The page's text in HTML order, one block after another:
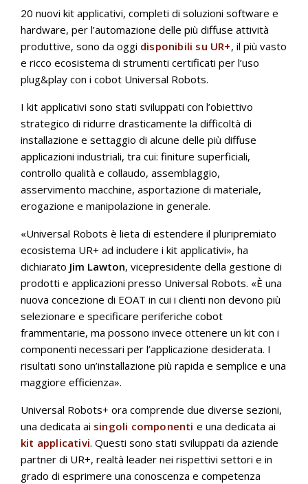
20 nuovi kit applicativi, completi di soluzioni software e
hardware, per l’automazione delle più diffuse attività
produttive, sono da oggi disponibili su UR+, il più vasto
e ricco ecosistema di strumenti certificati per l’uso
plug&play con i cobot Universal Robots.
I kit applicativi sono stati sviluppati con l’obiettivo
strategico di ridurre drasticamente la difficoltà di
installazione e settaggio di alcune delle più diffuse
applicazioni industriali, tra cui: finiture superficiali,
controllo qualità e collaudo, assemblaggio,
asservimento macchine, asportazione di materiale,
erogazione e manipolazione in generale.
«Universal Robots è lieta di estendere il pluripremiato
ecosistema UR+ ad includere i kit applicativi», ha
dichiarato Jim Lawton, vicepresidente della gestione di
prodotti e applicazioni presso Universal Robots. «È una
nuova concezione di EOAT in cui i clienti non devono più
selezionare e specificare periferiche cobot
frammentarie, ma possono invece ottenere un kit con i
componenti necessari per l’applicazione desiderata. I
risultati sono un’installazione più rapida e semplice e una
maggiore efficienza».
Universal Robots+ ora comprende due diverse sezioni,
una dedicata ai singoli componenti e una dedicata ai
kit applicativi. Questi sono stati sviluppati da aziende
partner di UR+, realtà leader nei rispettivi settori e in
grado di esprimere una conoscenza e competenza